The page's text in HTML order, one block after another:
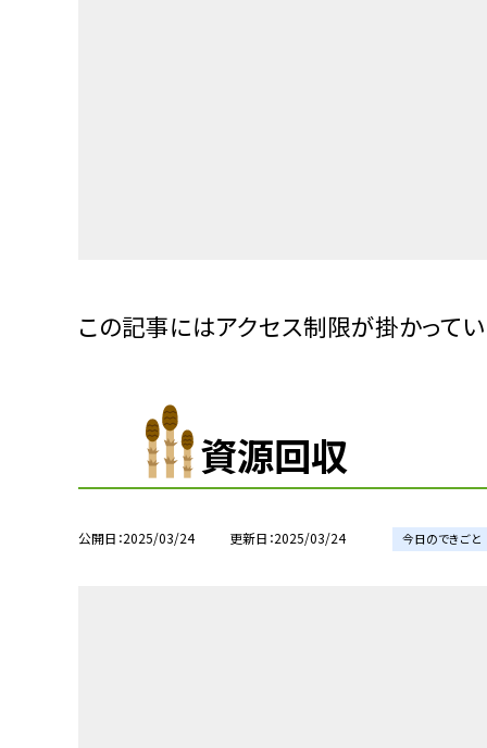
この記事にはアクセス制限が掛かって
資源回収
公開日 2025/03/24 更新日 2025/03/24 今日のできごと